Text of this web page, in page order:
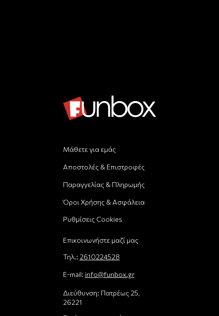
Μάθετε για εμάς
Αποστολές & Επιστροφές
Παραγγελίας & Πληρωμής
Όροι Χρήσης & Ασφάλεια
Ρυθμίσεις Cookies
Επικοινωνήστε μαζί μας
Τηλ.: 2610224528
E-mail: info@funbox.gr
Διεύθυνση: Πατρέως 25,
26221